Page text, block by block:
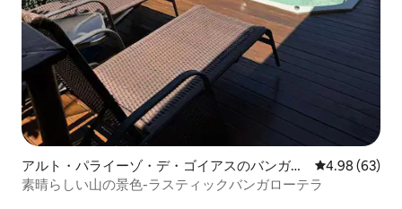
アルト・パライーゾ・デ・ゴイアスのバンガロ
ー
レビュー63
4.98 (63)
素晴らしい山の景色-ラスティックバンガローテラ